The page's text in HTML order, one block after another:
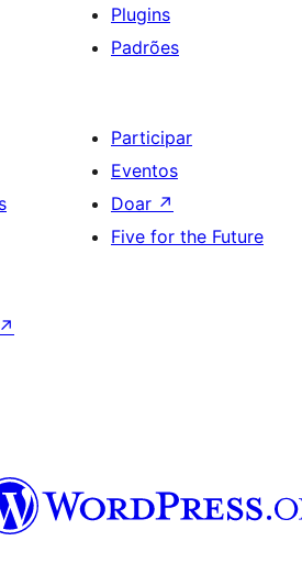
Plugins
Padrões
Participar
Eventos
Doar ↗
Five for the Future
↗